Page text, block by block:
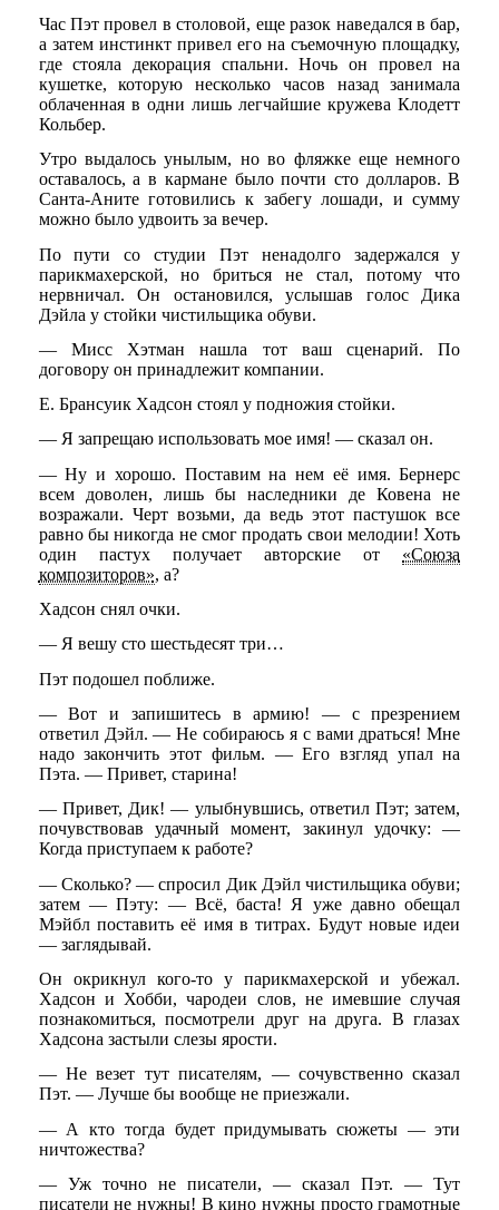
Час Пэт провел в столовой, еще разок наведался в бар,
а затем инстинкт привел его на съемочную площадку,
где стояла декорация спальни. Ночь он провел на
кушетке, которую несколько часов назад занимала
облаченная в одни лишь легчайшие кружева Клодетт
Кольбер.
Утро выдалось унылым, но во фляжке еще немного
оставалось, а в кармане было почти сто долларов. В
Санта-Аните готовились к забегу лошади, и сумму
можно было удвоить за вечер.
По пути со студии Пэт ненадолго задержался у
парикмахерской, но бриться не стал, потому что
нервничал. Он остановился, услышав голос Дика
Дэйла у стойки чистильщика обуви.
— Мисс Хэтман нашла тот ваш сценарий. По
договору он принадлежит компании.
E. Брансуик Хадсон стоял у подножия стойки.
— Я запрещаю использовать мое имя! — сказал он.
— Ну и хорошо. Поставим на нем её имя. Бернерс
всем доволен, лишь бы наследники де Ковена не
возражали. Черт возьми, да ведь этот пастушок все
равно бы никогда не смог продать свои мелодии! Хоть
один пастух получает авторские от «Союза
композиторов», а?
Хадсон снял очки.
— Я вешу сто шестьдесят три…
Пэт подошел поближе.
— Вот и запишитесь в армию! — с презрением
ответил Дэйл. — Не собираюсь я с вами драться! Мне
надо закончить этот фильм. — Его взгляд упал на
Пэта. — Привет, старина!
— Привет, Дик! — улыбнувшись, ответил Пэт; затем,
почувствовав удачный момент, закинул удочку: —
Когда приступаем к работе?
— Сколько? — спросил Дик Дэйл чистильщика обуви;
затем — Пэту: — Всё, баста! Я уже давно обещал
Мэйбл поставить её имя в титрах. Будут новые идеи
— заглядывай.
Он окрикнул кого-то у парикмахерской и убежал.
Хадсон и Хобби, чародеи слов, не имевшие случая
познакомиться, посмотрели друг на друга. В глазах
Хадсона застыли слезы ярости.
— Не везет тут писателям, — сочувственно сказал
Пэт. — Лучше бы вообще не приезжали.
— А кто тогда будет придумывать сюжеты — эти
ничтожества?
— Уж точно не писатели, — сказал Пэт. — Тут
писатели не нужны! В кино нужны просто грамотные